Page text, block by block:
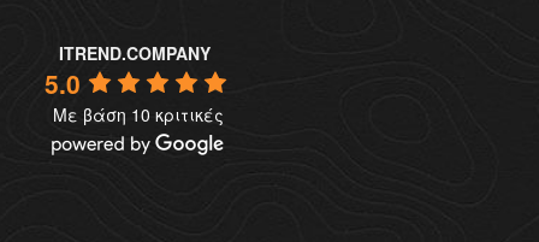
ITREND.COMPANY
5.0
Με βάση 10 κριτικές